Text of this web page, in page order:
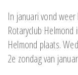
In januari vond
Rotaryclub Helmond
Helmond plaats.
2e zondag van